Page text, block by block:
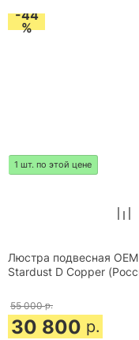
-44
%
1 шт. по этой цене
Люстра подвесная OEM
Stardust D Copper
55 000 р.
30 800 р.